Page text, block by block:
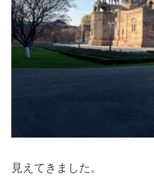
見えてきました。